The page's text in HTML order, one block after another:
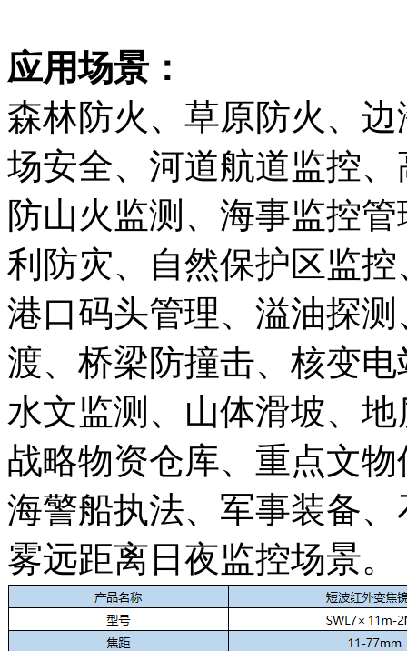
应用场景：
森林防火、草原防火、
场安全、河道航道监控
防山火监测、海事监控
利防灾、自然保护区监
港口码头管理、溢油探
渡、桥梁防撞击、核变
水文监测、山体滑坡、
战略物资仓库、重点文
海警船执法、军事装备
雾远距离日夜监控场景。